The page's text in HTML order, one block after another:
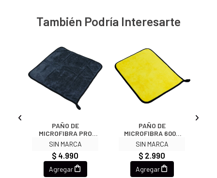
También Podría Interesarte
PAÑO DE
MICROFIBRA PRO
BICAPA 38X41CM
SIN MARCA
$ 4.990
Agregar
PAÑO DE
MICROFIBRA 600G
40X31CM
SIN MARCA
$ 2.990
Agregar